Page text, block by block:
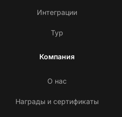
Интеграции
Тур
Компания
О нас
Награды и сертификаты